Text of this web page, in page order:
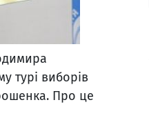
турі виборів
Про це